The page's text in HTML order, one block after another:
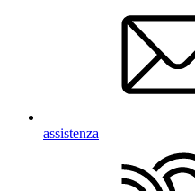
assistenza